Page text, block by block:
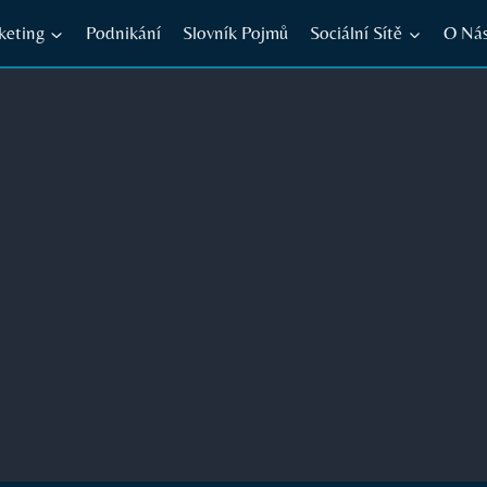
Podnikání Slovník Pojmů Sociální Sítě O